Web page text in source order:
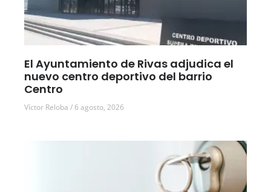
El Ayuntamiento de Rivas adjudica el
nuevo centro deportivo del barrio
Centro
Víctor Reloba 6 agosto, 2026